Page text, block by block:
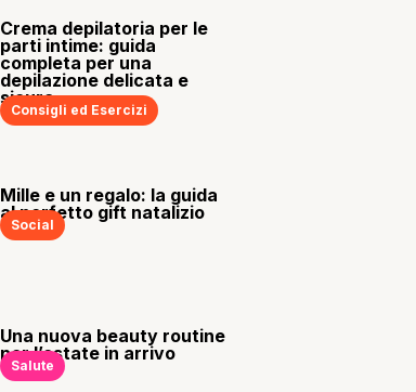
Crema depilatoria per le
parti intime: guida
completa per una
depilazione delicata e
sicura
Consigli ed Esercizi
Mille e un regalo: la guida
al perfetto gift natalizio
Social
Una nuova beauty routine
per l’estate in arrivo
Salute